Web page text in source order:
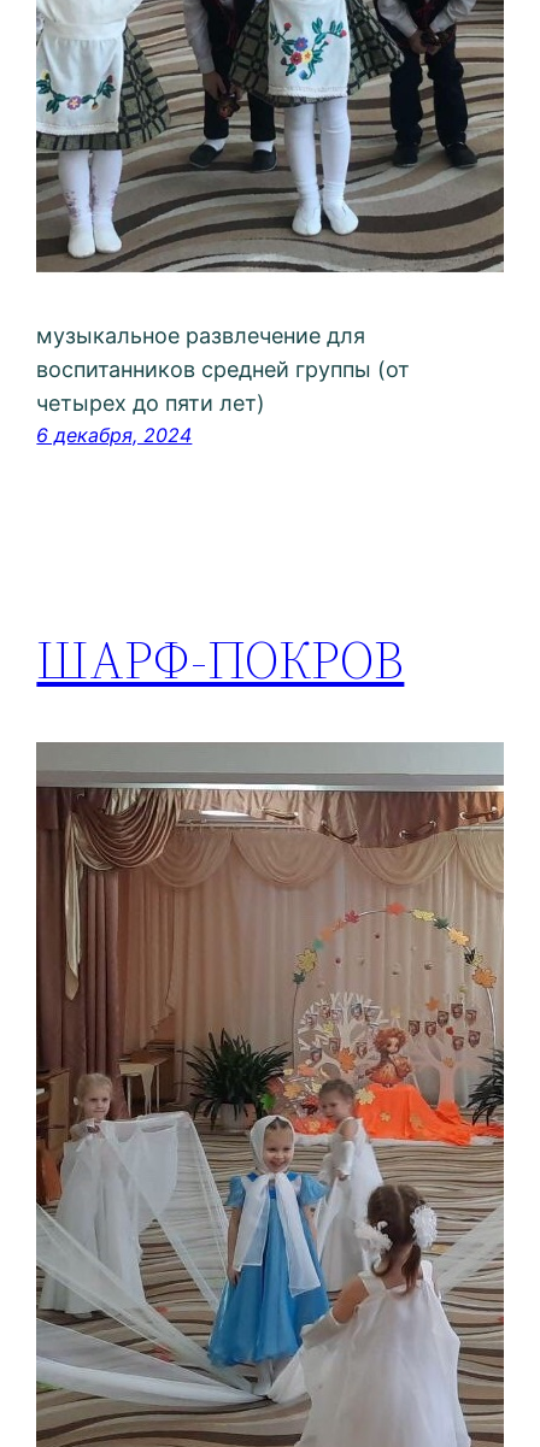
музыкальное развлечение для
воспитанников средней группы (от
четырех до пяти лет)
6 декабря, 2024
ШАРФ-ПОКРОВ